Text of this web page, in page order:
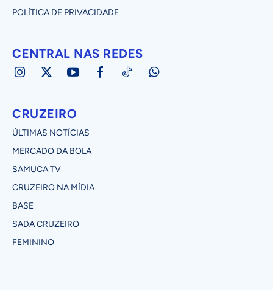
POLÍTICA DE PRIVACIDADE
CENTRAL NAS REDES
CRUZEIRO
ÚLTIMAS NOTÍCIAS
MERCADO DA BOLA
SAMUCA TV
CRUZEIRO NA MÍDIA
BASE
SADA CRUZEIRO
FEMININO